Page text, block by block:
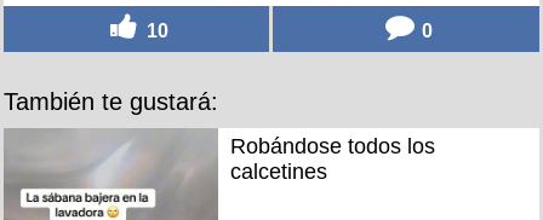
10 0
También te gustará:
Robándose todos los
calcetines